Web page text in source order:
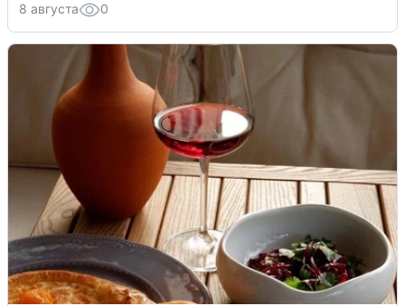
8 августа 0